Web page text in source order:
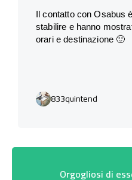
Il contatto con Osabus
stabilire e hanno
orari e destinazione 🙂
833quintend
Orgogliosi di